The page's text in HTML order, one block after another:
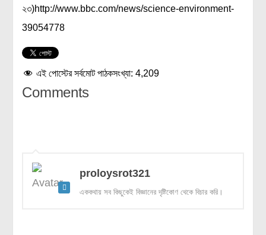
২৩)http://www.bbc.com/news/science-environment-
39054778
এই পোস্টের সর্বমোট পাঠকসংখ্যা:4,209
Comments
proloysrot321
এককথায় সব কিছুকেই বিজ্ঞানের দৃষ্টিকোণ থেকে বিচার করি।